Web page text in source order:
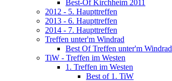
Best-Of Kirchheim 2011
2012 - 5. Haupttreffen
2013 - 6. Haupttreffen
2014 - 7. Haupttreffen
Treffen unter'm Windrad
Best Of Treffen unter'm Windrad
TiW - Treffen im Westen
1. Treffen im Westen
Best of 1. TiW